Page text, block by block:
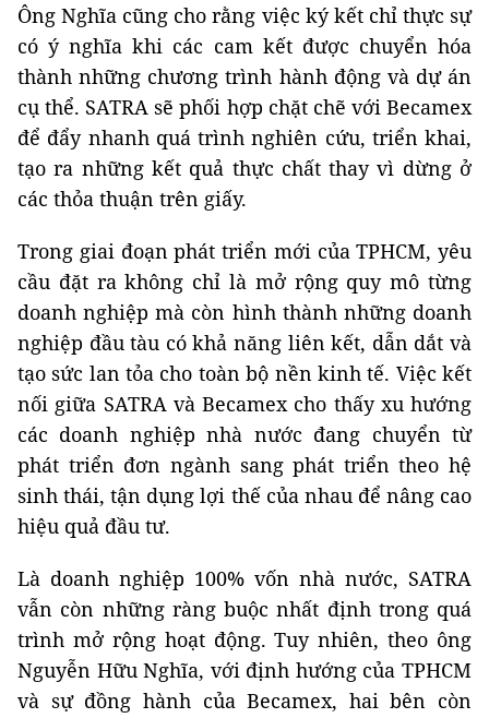
Ông Nghĩa cũng cho rằng việc ký kết chỉ thực sự
có ý nghĩa khi các cam kết được chuyển hóa
thành những chương trình hành động và dự án
cụ thể. SATRA sẽ phối hợp chặt chẽ với Becamex
để đẩy nhanh quá trình nghiên cứu, triển khai,
tạo ra những kết quả thực chất thay vì dừng ở
các thỏa thuận trên giấy.
Trong giai đoạn phát triển mới của TPHCM, yêu
cầu đặt ra không chỉ là mở rộng quy mô từng
doanh nghiệp mà còn hình thành những doanh
nghiệp đầu tàu có khả năng liên kết, dẫn dắt và
tạo sức lan tỏa cho toàn bộ nền kinh tế. Việc kết
nối giữa SATRA và Becamex cho thấy xu hướng
các doanh nghiệp nhà nước đang chuyển từ
phát triển đơn ngành sang phát triển theo hệ
sinh thái, tận dụng lợi thế của nhau để nâng cao
hiệu quả đầu tư.
Là doanh nghiệp 100% vốn nhà nước, SATRA
vẫn còn những ràng buộc nhất định trong quá
trình mở rộng hoạt động. Tuy nhiên, theo ông
Nguyễn Hữu Nghĩa, với định hướng của TPHCM
và sự đồng hành của Becamex, hai bên còn